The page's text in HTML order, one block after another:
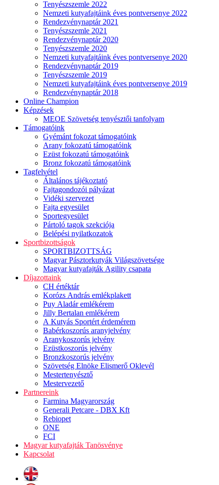
Tenyészszemle 2022
Nemzeti kutyafajtáink éves pontversenye 2022
Rendezvénynaptár 2021
Tenyészszemle 2021
Rendezvénynaptár 2020
Tenyészszemle 2020
Nemzeti kutyafajtáink éves pontversenye 2020
Rendezvénynaptár 2019
Tenyészszemle 2019
Nemzeti kutyafajtáink éves pontversenye 2019
Rendezvénynaptár 2018
Online Champion
Képzések
MEOE Szövetség tenyésztői tanfolyam
Támogatóink
Gyémánt fokozat támogatóink
Arany fokozatú támogatóink
Ezüst fokozatú támogatóink
Bronz fokozatú támogatóink
Tagfelvétel
Általános tájékoztató
Fajtagondozói pályázat
Vidéki szervezet
Fajta egyesület
Sportegyesület
Pártoló tagok szekciója
Belépési nyilatkozatok
Sportbizottságok
SPORTBIZOTTSÁG
Magyar Pásztorkutyák Világszövetsége
Magyar kutyafajták Agility csapata
Díjazottaink
CH értéktár
Korózs András emlékplakett
Puy Aladár emlékérem
Jilly Bertalan emlékérem
A Kutyás Sportért érdemérem
Babérkoszorús aranyjelvény
Aranykoszorús jelvény
Ezüstkoszorús jelvény
Bronzkoszorús jelvény
Szövetség Elnöke Elismerő Oklevél
Mestertenyésztő
Mestervezető
Partnereink
Farmina Magyarország
Generali Petcare - DBX Kft
Rebiopet
ONE
FCI
Magyar kutyafajták Tanösvénye
Kapcsolat